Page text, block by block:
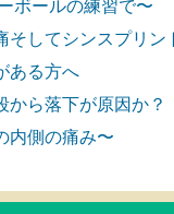
ボールの練習で〜
そしてシンスプリン
ある方へ
から落下が原因か？
側の痛み〜